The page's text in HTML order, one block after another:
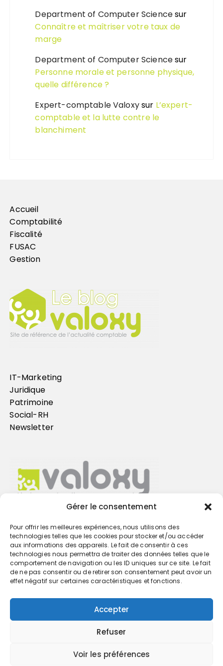
Gérer le consentement
Pour offrir les meilleures expériences, nous utilisons des
technologies telles que les cookies pour stocker et/ou accéder
aux informations des appareils. Le fait de consentir à ces
technologies nous permettra de traiter des données telles que le
comportement de navigation ou les ID uniques sur ce site. Le fait
de ne pas consentir ou de retirer son consentement peut avoir un
effet négatif sur certaines caractéristiques et fonctions.
Accepter
Refuser
Voir les préférences
Department of Computer Sciencesur
Connaître et maîtriser votre taux de
marge
Department of Computer Sciencesur
Personne morale et personne physique,
quelle différence ?
Expert-comptable Valoxysur L’expert-
comptable et la lutte contre le
blanchiment
Accueil
Comptabilité
Fiscalité
FUSAC
Gestion
IT-Marketing
Juridique
Patrimoine
Social-RH
Newsletter
Trouvez votre cabinet
GO